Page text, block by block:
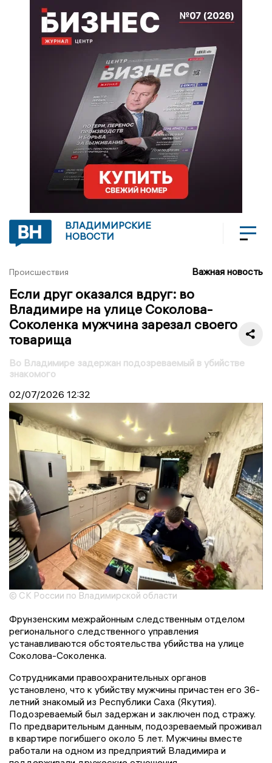
ВЛАДИМИРСКИЕ
НОВОСТИ
Происшествия Важная новость
Если друг оказался вдруг: во
Владимире на улице Соколова-
Соколенка мужчина зарезал своего
товарища
Во Владимире задержан подозреваемый в убийстве
знакомого
02/07/2026 12:32
© СК России по Владимирской области
Фрунзенским межрайонным следственным отделом
регионального следственного управления
устанавливаются обстоятельства убийства на улице
Соколова-Соколенка.
Сотрудниками правоохранительных органов
установлено, что к убийству мужчины причастен его 36-
летний знакомый из Республики Саха (Якутия).
Подозреваемый был задержан и заключен под стражу.
По предварительным данным, подозреваемый проживал
в квартире погибшего около 5 лет. Мужчины вместе
работали на одном из предприятий Владимира и